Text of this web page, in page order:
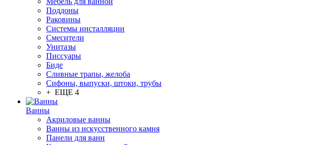
Поддоны
Раковины
Системы инсталляции
Смесители
Унитазы
Писсуары
Биде
Сливные трапы, желоба
Сифоны, выпуски, штоки, трубы
+ ЕЩЕ 4
Ванны
Акриловые ванны
Ванны из искусственного камня
Панели для ванн